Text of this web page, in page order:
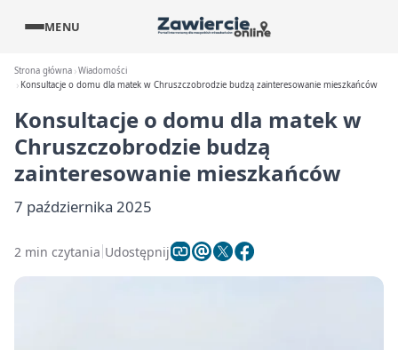
MENU
Strona główna Wiadomości
Konsultacje o domu dla matek w Chruszczobrodzie budzą zainteresowanie mieszkańców
Konsultacje o domu dla matek w
Chruszczobrodzie budzą
zainteresowanie mieszkańców
7 października 2025
2 min czytania Udostępnij